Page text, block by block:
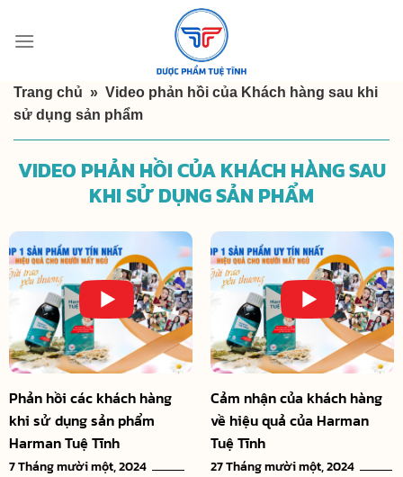
Trang chủ » Video phản hồi của Khách hàng sau khi
sử dụng sản phẩm
VIDEO PHẢN HỒI CỦA KHÁCH HÀNG SAU
KHI SỬ DỤNG SẢN PHẨM
Phản hồi các khách hàng
khi sử dụng sản phẩm
Harman Tuệ Tĩnh
7 Tháng mười một, 2024
Cảm nhận của khách hàng
về hiệu quả của Harman
Tuệ Tĩnh
27 Tháng mười một, 2024